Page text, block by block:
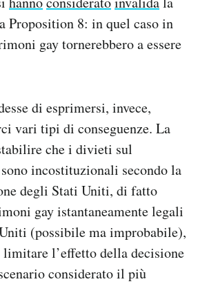
Proposition 8: in quel caso in
gay tornerebbero a essere
di esprimersi, invece,
vari tipi di conseguenze. La
che i divieti sul
incostituzionali secondo la
degli Stati Uniti, di fatto
gay istantaneamente legali
(possibile ma improbabile),
limitare l’effetto della decisione
considerato il più